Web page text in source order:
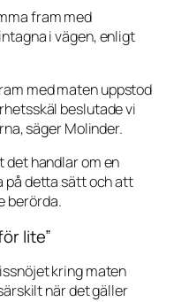
fram med
i vägen, enligt
med maten uppstod
beslutade vi
säger Molinder.
handlar om en
på detta sätt och att
berörda.
lite”
kring maten
när det gäller